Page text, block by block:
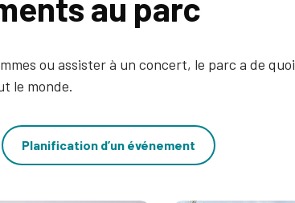
ou assister à un concert, le parc a de quoi
le monde.
Planification d’un événement